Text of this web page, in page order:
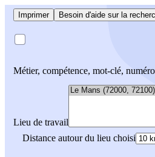
Imprimer Besoin d'aide sur la
Métier, compétence, mot-clé,
Lieu de travail
Distance autour du lieu choisi